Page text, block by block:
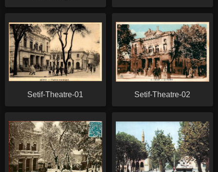
Setif-Theatre-01 Setif-Theatre-02